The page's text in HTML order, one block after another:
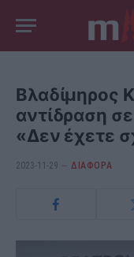
Βλαδίμηρος
αντίδραση
«Δεν έχετε
2023-11-29 ΔΙΆΦΟΡΑ